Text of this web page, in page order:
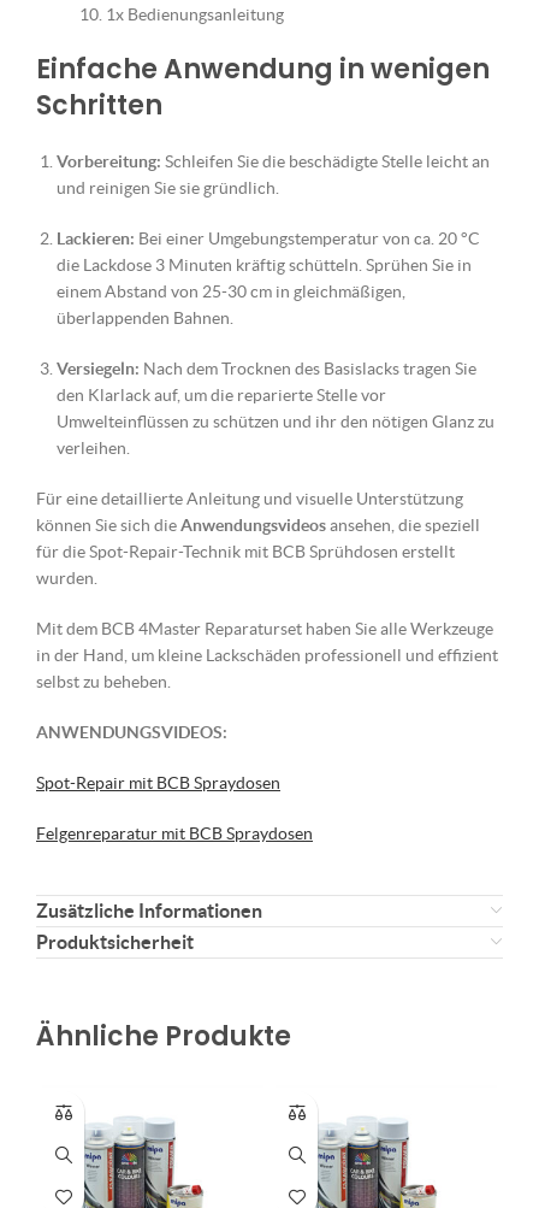
1x Bedienungsanleitung
Einfache Anwendung in wenigen
Schritten
Vorbereitung: Schleifen Sie die beschädigte Stelle leicht an
und reinigen Sie sie gründlich.
Lackieren: Bei einer Umgebungstemperatur von ca. 20 °C
die Lackdose 3 Minuten kräftig schütteln. Sprühen Sie in
einem Abstand von 25-30 cm in gleichmäßigen,
überlappenden Bahnen.
Versiegeln: Nach dem Trocknen des Basislacks tragen Sie
den Klarlack auf, um die reparierte Stelle vor
Umwelteinflüssen zu schützen und ihr den nötigen Glanz zu
verleihen.
Für eine detaillierte Anleitung und visuelle Unterstützung
können Sie sich dieAnwendungsvideosansehen, die speziell
für die Spot-Repair-Technik mit BCB Sprühdosen erstellt
wurden.
Mit dem BCB 4Master Reparaturset haben Sie alle Werkzeuge
in der Hand, um kleine Lackschäden professionell und effizient
selbst zu beheben.
ANWENDUNGSVIDEOS:
Spot-Repair mit BCB Spraydosen
Felgenreparatur mit BCB Spraydosen
Zusätzliche Informationen
Produktsicherheit
Ähnliche Produkte